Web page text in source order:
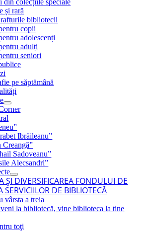
din colecțiile speciale
și rară
bibliotecii
copii
adolescenți
adulți
seniori
pe săptămână
Ibrăileanu”
Sadoveanu”
Alecsandri”
ŞI DIVERSIFICAREA FONDULUI DE
SERVICIILOR DE BIBLIOTECĂ
vârsta a treia
la bibliotecă, vine biblioteca la tine
toţi